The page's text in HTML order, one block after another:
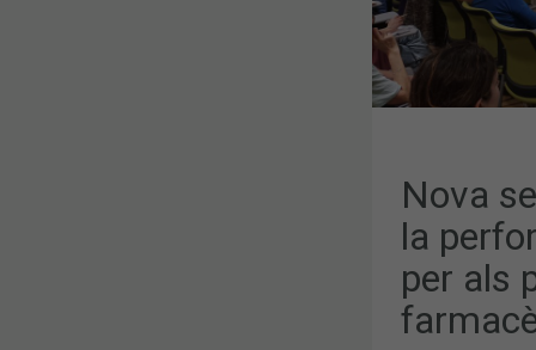
Nova
la
per als
ALS
DE
L’ÀMBIT